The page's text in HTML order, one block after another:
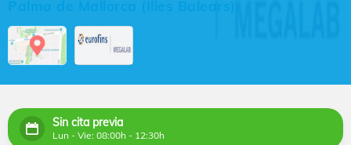
Palma de Mallorca (Illes Balears)
Sin cita previa
Lun - Vie: 08:00h - 12:30h